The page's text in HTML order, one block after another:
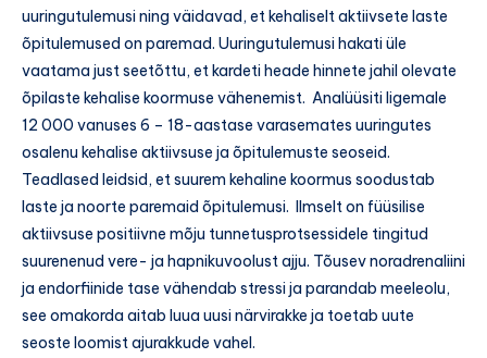
uuringutulemusi ning väidavad, et kehaliselt aktiivsete laste
õpitulemused on paremad. Uuringutulemusi hakati üle
vaatama just seetõttu, et kardeti heade hinnete jahil olevate
õpilaste kehalise koormuse vähenemist. Analüüsiti ligemale
12 000 vanuses 6 – 18-aastase varasemates uuringutes
osalenu kehalise aktiivsuse ja õpitulemuste seoseid.
Teadlased leidsid, et suurem kehaline koormus soodustab
laste ja noorte paremaid õpitulemusi. Ilmselt on füüsilise
aktiivsuse positiivne mõju tunnetusprotsessidele tingitud
suurenenud vere- ja hapnikuvoolust ajju. Tõusev noradrenaliini
ja endorfiinide tase vähendab stressi ja parandab meeleolu,
see omakorda aitab luua uusi närvirakke ja toetab uute
seoste loomist ajurakkude vahel.